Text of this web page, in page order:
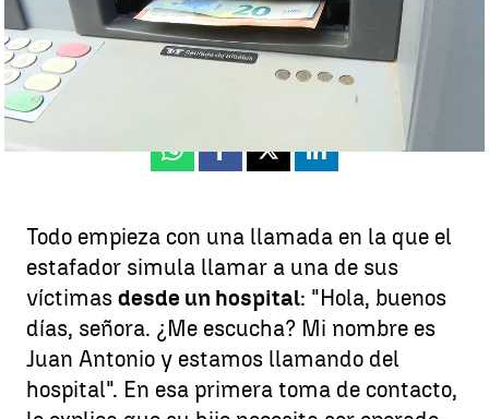
Daniel Herrero
Publicado:
WhatsappFacebook
X Linkedin
Todo empieza con una llamada en la que el
estafador simula llamar a una de sus
víctimas desde un hospital: "Hola, buenos
días, señora. ¿Me escucha? Mi nombre es
Juan Antonio y estamos llamando del
hospital". En esa primera toma de contacto,